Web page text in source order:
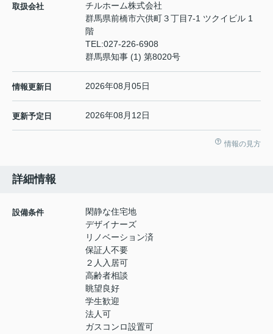
取扱会社
チルホーム株式会社
群馬県前橋市六供町３丁目7-1 ツクイビル 1
階
TEL:027-226-6908
群馬県知事 (1) 第8020号
情報更新日 2026年08月05日
更新予定日 2026年08月12日
情報の見方
詳細情報
設備条件
閑静な住宅地
デザイナーズ
リノベーション済
保証人不要
２人入居可
高齢者相談
眺望良好
学生歓迎
法人可
ガスコンロ設置可